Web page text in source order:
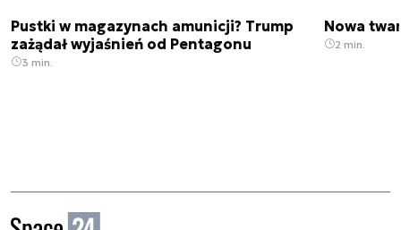
Pustki w magazynach amunicji? Trump
zażądał wyjaśnień od Pentagonu
3 min.
Nowa
2 min.